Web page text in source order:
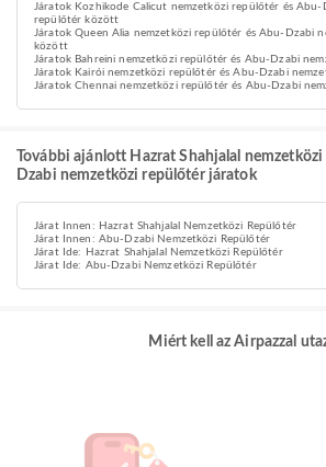
Járatok Kozhikode Calicut nemzetközi repülőtér és Abu-
repülőtér között
Járatok Queen Alia nemzetközi repülőtér és Abu-Dzabi
között
Járatok Bahreini nemzetközi repülőtér és Abu-Dzabi
Járatok Kairói nemzetközi repülőtér és Abu-Dzabi
Járatok Chennai nemzetközi repülőtér és Abu-Dzabi
További ajánlott Hazrat Shahjalal
Dzabi nemzetközi repülőtér járatok
Járat Innen: Hazrat Shahjalal Nemzetközi Repülőtér
Járat Innen: Abu-Dzabi Nemzetközi Repülőtér
Járat Ide: Hazrat Shahjalal Nemzetközi Repülőtér
Járat Ide: Abu-Dzabi Nemzetközi Repülőtér
Miért kell az Airpazzal